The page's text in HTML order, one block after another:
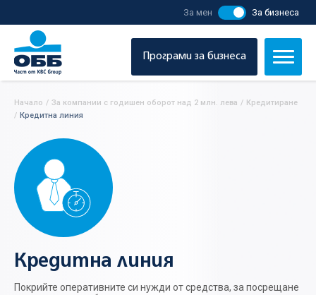
За мен За бизнеса
Програми за бизнеса
Начало / За компании с годишен оборот над 2 млн. лева / Кредитиране
/ Кредитна линия
Кредитна линия
Покрийте оперативните си нужди от средства, за посрещане